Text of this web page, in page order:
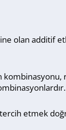
olan additif
etmek